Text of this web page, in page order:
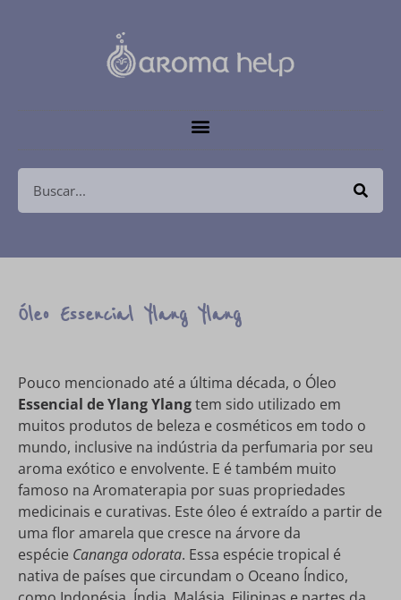
Óleo Essencial Ylang Ylang
Pouco mencionado até a última década, o Óleo
Essencial de Ylang Ylangtem sido utilizado em
muitos produtos de beleza e cosméticos em todo o
mundo, inclusive na indústria da perfumaria por seu
aroma exótico e envolvente. E é também muito
famoso na Aromaterapia por suas propriedades
medicinais e curativas. Este óleo é extraído a partir de
uma flor amarela que cresce na árvore da
espécie Cananga odorata. Essa espécie tropical é
nativa de países que circundam o Oceano Índico,